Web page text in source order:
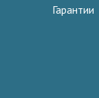
Гарантии